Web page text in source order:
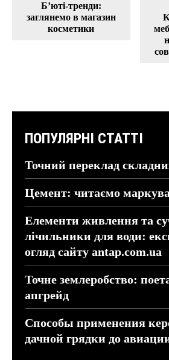
Б’юті-тренди:
заглянемо в магазин
косметики
ПОПУЛЯРНІ СТАТТІ
Точний переклад
Цемент: читаємо
Елементи живлення та
лічильники для води:
огляд сайту antap.com.ua
Точне землеробство:
апгрейд
Способы применения
дачной грядки до